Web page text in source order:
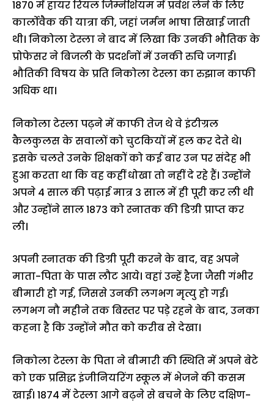
1870 में हायर रियल जिम्नेशियम में प्रवेश लेने के लिए
कार्लोवैक की यात्रा की, जहां जर्मन भाषा सिखाई जाती
थी। निकोला टेस्ला ने बाद में लिखा कि उनकी भौतिक के
प्रोफेसर ने बिजली के प्रदर्शनों में उनकी रुचि जगाई।
भौतिकी विषय के प्रति निकोला टेस्ला का रुझान काफी
अधिक था।
निकोला टेस्ला पढ़ने में काफी तेज थे वे इंटीग्रल
कैलकुलस के सवालों को चुटकियों में हल कर देते थे।
इसके चलते उनके शिक्षकों को कई बार उन पर संदेह भी
हुआ करता था कि वह कहीं धोखा तो नहीं दे रहे हैं। उन्होंने
अपने 4 साल की पढ़ाई मात्र 3 साल में ही पूरी कर ली थी
और उन्होंने साल 1873 को स्नातक की डिग्री प्राप्त कर
ली।
अपनी स्नातक की डिग्री पूरी करने के बाद, वह अपने
माता-पिता के पास लौट आये। वहां उन्हें हैजा जैसी गंभीर
बीमारी हो गई, जिससे उनकी लगभग मृत्यु हो गई।
लगभग नौ महीने तक बिस्तर पर पड़े रहने के बाद, उनका
कहना है कि उन्होंने मौत को करीब से देखा।
निकोला टेस्ला के पिता ने बीमारी की स्थिति में अपने बेटे
को एक प्रसिद्ध इंजीनियरिंग स्कूल में भेजने की कसम
खाई। 1874 में टेस्ला आगे बढ़ने से बचने के लिए दक्षिण-